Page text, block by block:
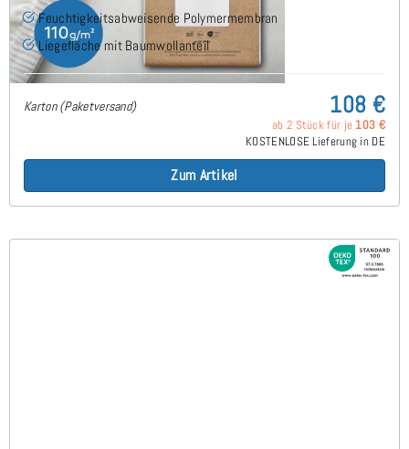
Feuchtigkeitsabweisende Polymermembran
Liegefläche mit Baumwollanteil
Karton (Paketversand) 108 €
ab 2 Stück für je 103 €
KOSTENLOSE Lieferung in DE
Zum Artikel